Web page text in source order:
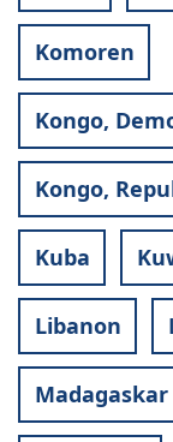
Komoren
Kongo,
Kongo,
Kuba
Libanon
Madagaskar